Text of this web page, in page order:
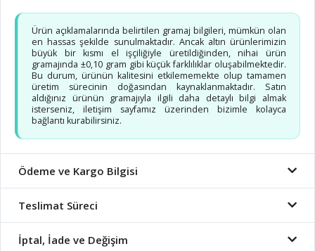
Ürün açıklamalarında belirtilen gramaj bilgileri, mümkün olan
en hassas şekilde sunulmaktadır. Ancak altın ürünlerimizin
büyük bir kısmı el işçiliğiyle üretildiğinden, nihai ürün
gramajında ±0,10 gram gibi küçük farklılıklar oluşabilmektedir.
Bu durum, ürünün kalitesini etkilememekte olup tamamen
üretim sürecinin doğasından kaynaklanmaktadır. Satın
aldığınız ürünün gramajıyla ilgili daha detaylı bilgi almak
isterseniz, iletişim sayfamız üzerinden bizimle kolayca
bağlantı kurabilirsiniz.
Ödeme ve Kargo Bilgisi
Teslimat Süreci
İptal, İade ve Değişim